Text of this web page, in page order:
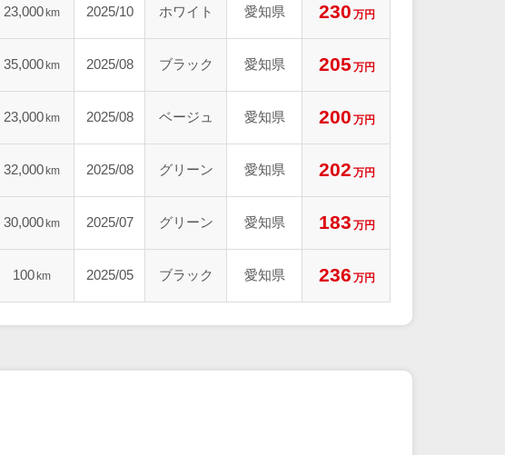
23,000 km 2025/10 ホワイト 愛知県 230 万円
35,000 km 2025/08 ブラック 愛知県 205 万円
23,000 km 2025/08 ベージュ 愛知県 200 万円
32,000 km 2025/08 グリーン 愛知県 202 万円
30,000 km 2025/07 グリーン 愛知県 183 万円
100 km 2025/05 ブラック 愛知県 236 万円